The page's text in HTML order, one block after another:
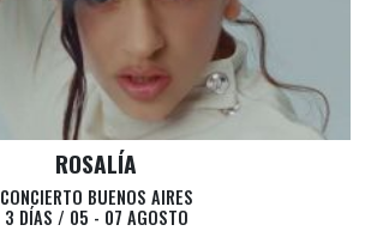
ROSALÍA
CONCIERTO BUENOS AIRES
3 DÍAS / 05 - 07 AGOSTO